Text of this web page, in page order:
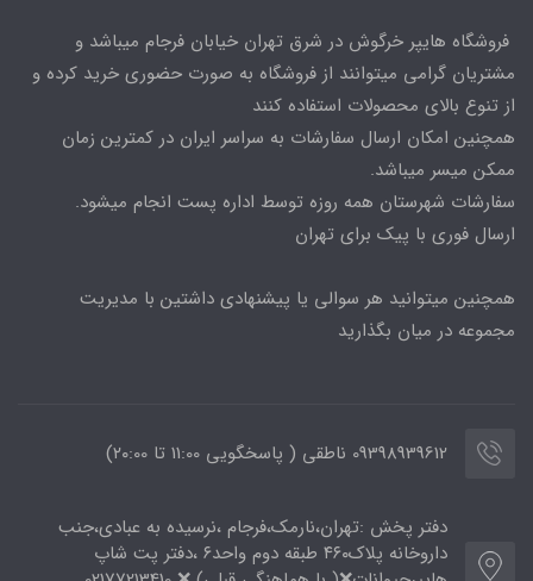
فروشگاه هایپر خرگوش در شرق تهران خیابان فرجام میباشد و
مشتریان گرامی میتوانند از فروشگاه به صورت حضوری خرید کرده و
از تنوع بالای محصولات استفاده کنند
همچنین امکان ارسال سفارشات به سراسر ایران در کمترین زمان
ممکن میسر میباشد.
سفارشات شهرستان همه روزه توسط اداره پست انجام میشود.
ارسال فوری با پیک برای تهران
همچنین میتوانید هر سوالی یا پیشنهادی داشتین با مدیریت
مجموعه در میان بگذارید
09398939612 ناطقی ( پاسخگویی 11:00 تا ۲۰:00)
دفتر پخش :تهران،نارمک،فرجام ،نرسیده به عبادی،جنب
داروخانه پلاک۴۶۰ طبقه دوم واحد۶ ،دفتر پت شاپ